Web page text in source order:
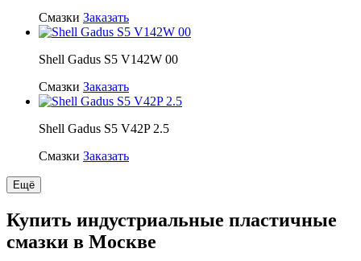
Смазки Заказать
Shell Gadus S5 V142W 00
Смазки Заказать
Shell Gadus S5 V42P 2.5
Смазки Заказать
Ещё
Купить индустриальные пластичные
смазки в Москве